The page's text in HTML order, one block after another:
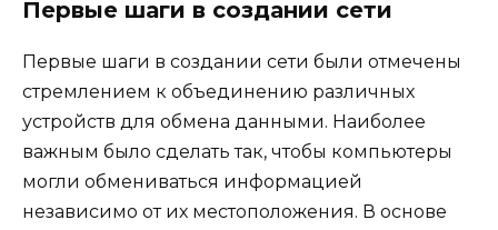
Первые шаги в создании сети
Первые шаги в создании сети были отмечены
стремлением к объединению различных
устройств для обмена данными. Наиболее
важным было сделать так, чтобы компьютеры
могли обмениваться информацией
независимо от их местоположения. В основе